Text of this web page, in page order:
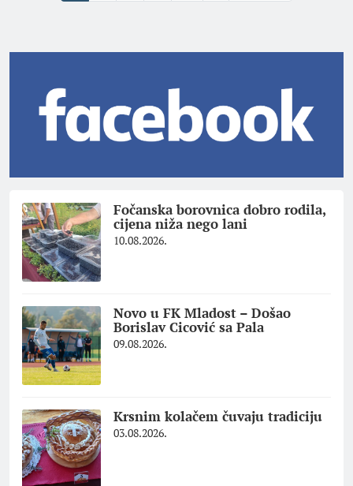
Fočanska borovnica dobro rodila,
cijena niža nego lani
10.08.2026.
Novo u FK Mladost – Došao
Borislav Cicović sa Pala
09.08.2026.
Krsnim kolačem čuvaju tradiciju
03.08.2026.